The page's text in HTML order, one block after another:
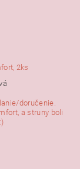
2ks
doručenie.
a struny boli